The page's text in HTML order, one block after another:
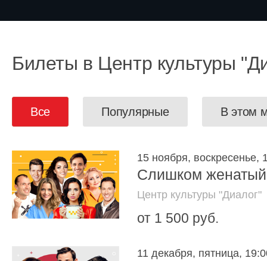
Билеты в Центр культуры
Все Популярные В этом
15 ноября, воскресенье,
Слишком женатый
Центр культуры "Диалог"
от 1 500 руб.
11 декабря, пятница,